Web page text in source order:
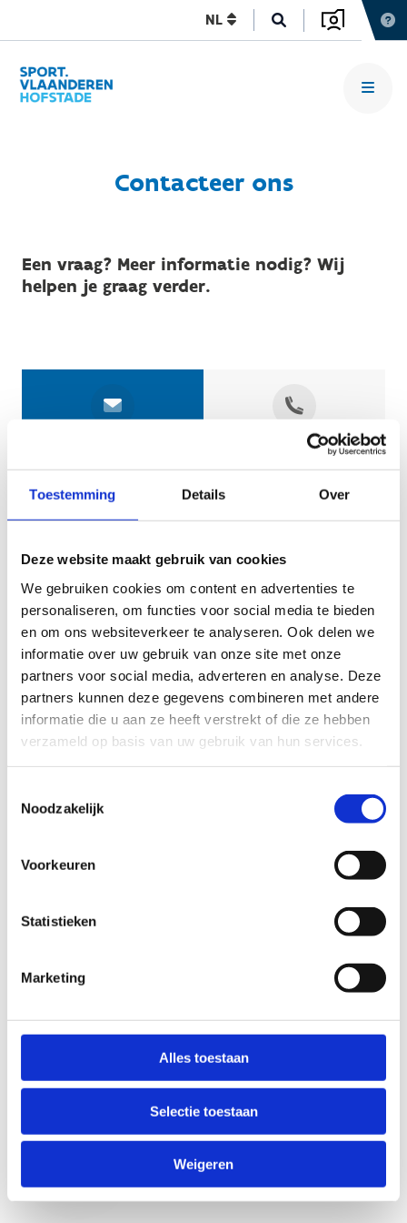
Toestemming Details Over
Deze website maakt gebruik van cookies
We gebruiken cookies om content en advertenties te
personaliseren, om functies voor social media te bieden
en om ons websiteverkeer te analyseren. Ook delen we
informatie over uw gebruik van onze site met onze
partners voor social media, adverteren en analyse. Deze
partners kunnen deze gegevens combineren met andere
informatie die u aan ze heeft verstrekt of die ze hebben
verzameld op basis van uw gebruik van hun services.
Noodzakelijk
Voorkeuren
Statistieken
Marketing
Alles toestaan
Selectie toestaan
Weigeren
NL
Contacteer ons
Een vraag? Meer informatie nodig? Wij
helpen je graag verder.
Geef aan tot welk domein jouw vraag behoort
KIES EEN DOMEIN
Jouw vraag
Anti-Robot Verification
Click to start verification
Verzend